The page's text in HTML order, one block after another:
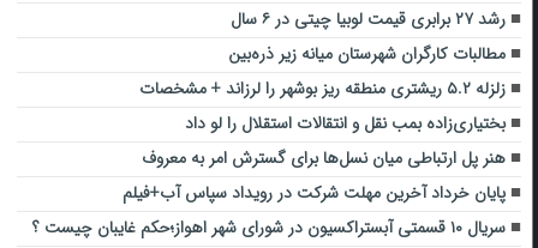
رشد ۲۷ برابری قیمت لوبیا چیتی در ۶ سال
مطالبات کارگران شهرستان میانه زیر ذره‌بین
زلزله ۵.۲ ریشتری منطقه ریز ‌بوشهر را لرزاند‌ + مشخصات
بختیاری‌زاده بمب نقل و انتقالات استقلال را لو داد
هنر پل ارتباطی میان نسل‌ها برای گسترش امر به معروف
پایان خرداد آخرین مهلت شرکت در رویداد سپاس آب+فیلم
سریال ۱۰ قسمتی آبستراکسیون در شورای شهر اهواز؛حکم غایبان چیست ؟